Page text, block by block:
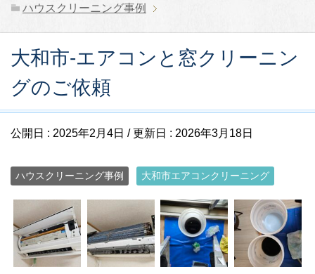
ハウスクリーニング事例
大和市-エアコンと窓クリーニン
グのご依頼
公開日 : 2025年2月4日 / 更新日 : 2026年3月18日
ハウスクリーニング事例 大和市エアコンクリーニング